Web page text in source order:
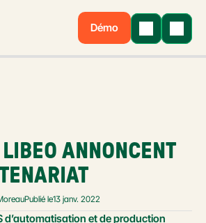
Démo
LIBEO ANNONCENT
Publié le13 janv. 2022
d’automatisation et de production